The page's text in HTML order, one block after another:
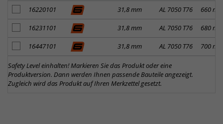
Artikel zum Merkzettel hinzufügen
16220101 31,8 mm AL 7050 T76 660 mm
Artikel zum Merkzettel hinzufügen
16231101 31,8 mm AL 7050 T76 680 mm
Artikel zum Merkzettel hinzufügen
16447101 31,8 mm AL 7050 T76 700 mm
Safety Level einhalten! Markieren Sie das Produkt oder eine
Produktversion. Dann werden Ihnen passende Bauteile angezeigt.
Zugleich wird das Produkt auf Ihren Merkzettel gesetzt.